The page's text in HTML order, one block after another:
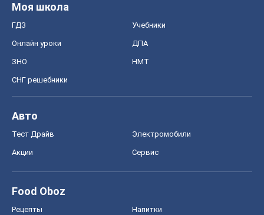
Моя школа
ГДЗ Учебники
Онлайн уроки ДПА
ЗНО НМТ
СНГ решебники
Авто
Тест Драйв Электромобили
Акции Сервис
Food Oboz
Рецепты Напитки